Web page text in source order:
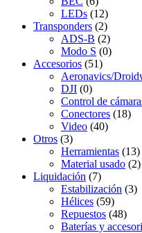
LEDs (12)
Transponders (2)
ADS-B (2)
Modo S (0)
Accesorios (51)
Aeronavics/
DJI (0)
Control de
Conectores (18)
Video (40)
Otros (3)
Herramientas (13)
Material usado (2)
Liquidación (7)
Estabilización (3)
Hélices (59)
Repuestos (48)
Baterías y